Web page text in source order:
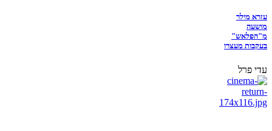
עזרא מילר
מושעה
מ"הפלאש"
בעקבות מעצרו
עדי פרל